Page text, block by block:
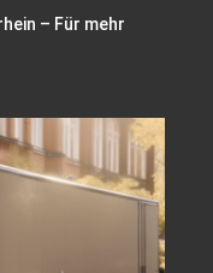
– Für mehr